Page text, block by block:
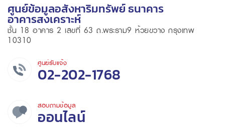
ศูนย์ข้อมูลอสังหาริมทรัพย์ ธนาคาร
อาคารสงเคราะห์
ชั้น 18 อาคาร 2 เลขที่ 63 ถ.พระราม9 ห้วยขวาง กรุงเทพ
10310
ศูนย์รับแจ้ง
02-202-1768
สอบถามข้อมูล
ออนไลน์